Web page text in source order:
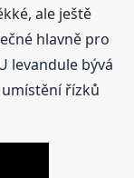
ale ještě
hlavně pro
levandule bývá
řízků